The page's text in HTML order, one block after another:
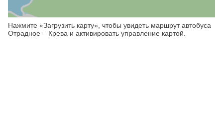
Нажмите «Загрузить карту», чтобы увидеть маршрут автобуса
Отрадное – Крева и активировать управление картой.